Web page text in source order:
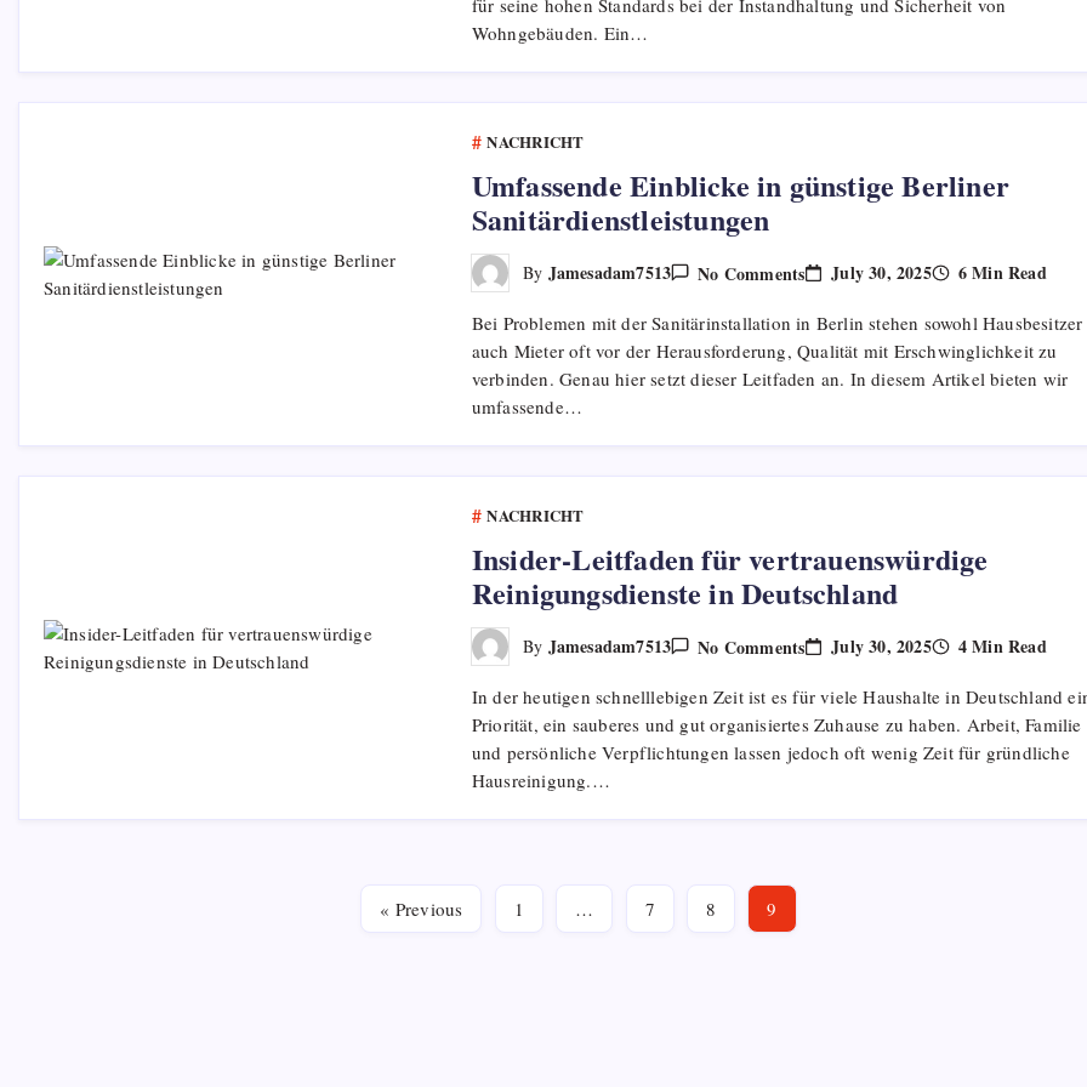
Haushalte
für seine hohen Standards bei der Instandhaltung und Sicherheit von
Wohngebäuden. Ein…
NACHRICHT
Umfassende Einblicke in günstige Berliner
Sanitärdienstleistungen
By Jamesadam7513 No CommentsOn
Umfassende
In
Günstige
Berliner
Sanitärdienstleistungen
July 30, 2025 6 Min Read
Bei Problemen mit der Sanitärinstallation in Berlin stehen sowohl Hausbesitzer
auch Mieter oft vor der Herausforderung, Qualität mit Erschwinglichkeit zu
verbinden. Genau hier setzt dieser Leitfaden an. In diesem Artikel bieten wir
umfassende…
NACHRICHT
Insider-Leitfaden für vertrauenswürdige
Reinigungsdienste in Deutschland
By Jamesadam7513 No CommentsOn
Insider-
Für
Vertrauenswürdige
Reinigungsdienste
In
July 30, 2025 4 Min Read
In der heutigen schnelllebigen Zeit ist es für viele Haushalte in Deutschland
Priorität, ein sauberes und gut organisiertes Zuhause zu haben. Arbeit, Familie
und persönliche Verpflichtungen lassen jedoch oft wenig Zeit für gründliche
Hausreinigung.…
« Previous 1 … 7 8 9